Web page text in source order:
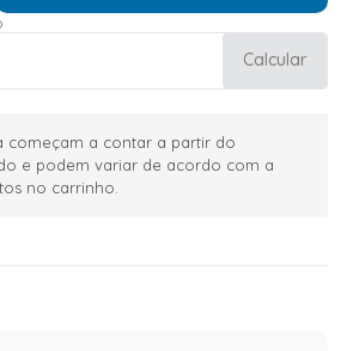
Calcular
começam a contar a partir do
e podem variar de acordo com a
no carrinho.